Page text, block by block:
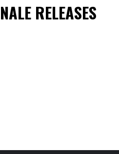
RELEASES